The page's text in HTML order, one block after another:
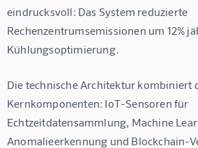
eindrucksvoll: Das System reduzierte
Rechenzentrumsemissionen um 12%
Kühlungsoptimierung.
Die technische Architektur kombiniert
Kernkomponenten: IoT-Sensoren für
Echtzeitdatensammlung, Machine
Anomalieerkennung und Blockchain-